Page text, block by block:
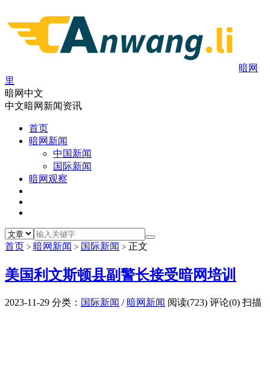
暗网
里
暗网中文
中文暗网新闻资讯
首页
暗网新闻
中国新闻
国际新闻
暗网观察
首页 > 暗网新闻 > 国际新闻 > 正文
美国利文斯顿县副警长接受暗网培训
2023-11-29 分类： 国际新闻 / 暗网新闻 阅读(723) 评论(0) 扫描